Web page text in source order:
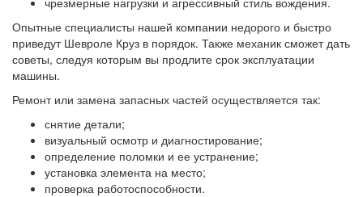
Опытные специалисты нашей компании недорого и быстро
приведут Шевроле Круз в порядок. Также механик сможет дать
советы, следуя которым вы продлите срок эксплуатации
машины.
Ремонт или замена запасных частей осуществляется так:
снятие детали;
визуальный осмотр и диагностирование;
определение поломки и ее устранение;
установка элемента на место;
проверка работоспособности.